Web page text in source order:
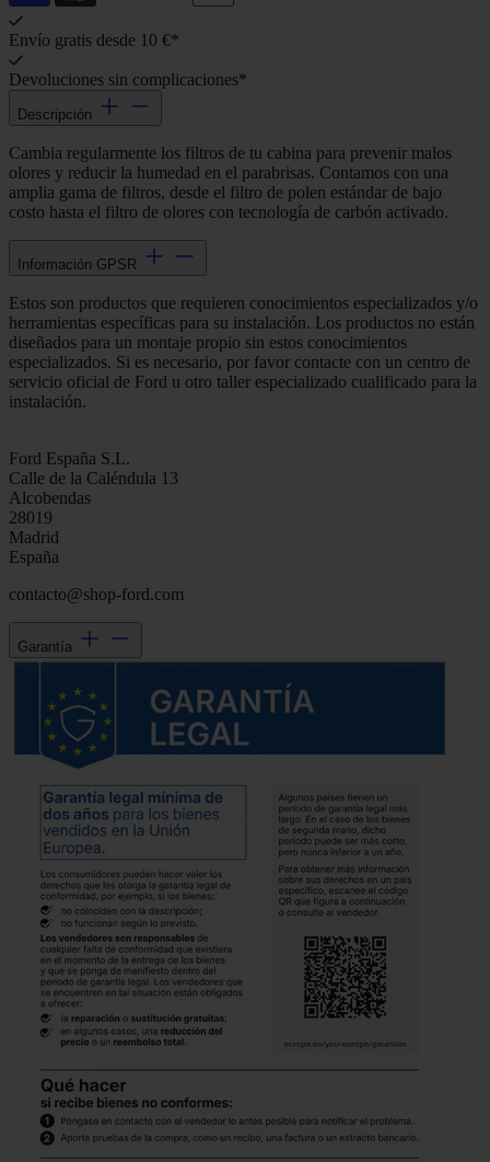
Envío gratis desde 10 €*
Devoluciones sin complicaciones*
Descripción
Cambia regularmente los filtros de tu cabina para prevenir malos
olores y reducir la humedad en el parabrisas. Contamos con una
amplia gama de filtros, desde el filtro de polen estándar de bajo
costo hasta el filtro de olores con tecnología de carbón activado.
Información GPSR
Estos son productos que requieren conocimientos especializados y/o
herramientas específicas para su instalación. Los productos no están
diseñados para un montaje propio sin estos conocimientos
especializados. Si es necesario, por favor contacte con un centro de
servicio oficial de Ford u otro taller especializado cualificado para la
instalación.
Ford España S.L.
Calle de la Caléndula 13
Alcobendas
28019
Madrid
España
contacto@shop-ford.com
Garantía